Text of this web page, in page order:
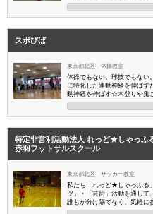
スポびば
東京都北区 体操教室
体操でもない。球技でもない
に特化した運動神経を伸ば
動神経を伸ばす☆木登りや鬼
特定非営利活動法人 れっど★しゃっふ
赤羽フットサルスクール
東京都北区 サッカー教室
私たち「れっど★しゃっふる
ツ」・「芸術」活動を通して
誰もが分け隔てなく、気軽